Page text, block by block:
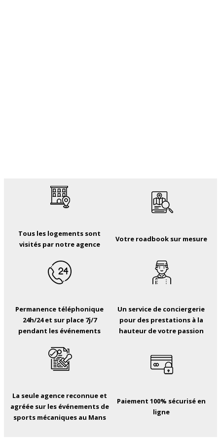
Tous les logements sont
visités par notre agence
Votre roadbook sur mesure
Permanence téléphonique
24h/24 et sur place 7j/7
pendant les événements
Un service de conciergerie
pour des prestations à la
hauteur de votre passion
La seule agence reconnue et
agréée sur les événements de
sports mécaniques au Mans
Paiement 100% sécurisé en
ligne